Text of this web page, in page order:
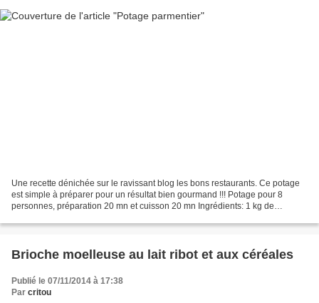
Une recette dénichée sur le ravissant blog les bons restaurants. Ce potage
est simple à préparer pour un résultat bien gourmand !!! Potage pour 8
personnes, préparation 20 mn et cuisson 20 mn Ingrédients: 1 kg de
Brioche moelleuse au lait ribot et aux céréales
Publié le 07/11/2014 à 17:38
Par critou